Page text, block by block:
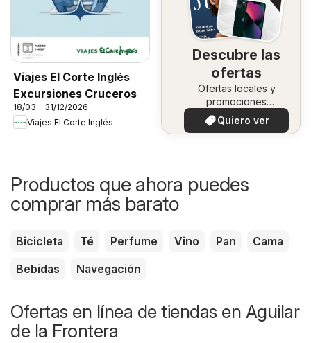
Viajes El Corte Inglés
Excursiones Cruceros
18/03 - 31/12/2026
Viajes El Corte Inglés
Descubre las
ofertas
Ofertas locales y
promociones
especiales.
Quiero ver
Productos que ahora puedes
comprar más barato
Bicicleta Té Perfume Vino Pan
Cama
Bebidas
Navegación
Ofertas en línea de tiendas en Aguilar
de la Frontera